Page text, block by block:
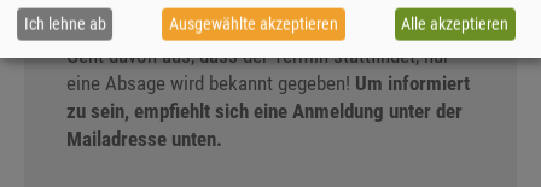
(wie 2025)
Geht davon aus, dass der Termin stattfindet, nur
eine Absage wird bekannt gegeben! Um informiert
zu sein, empfiehlt sich eine Anmeldung unter der
Mailadresse unten.
Ich lehne ab Ausgewählte akzeptieren Alle akzeptieren